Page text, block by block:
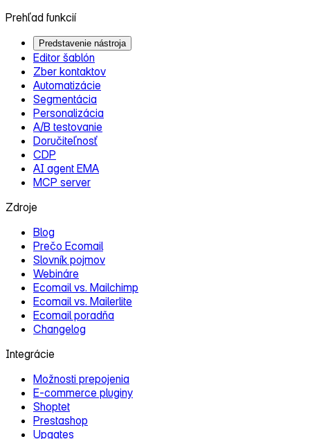
Prehľad funkcií
Predstavenie nástroja
Editor šablón
Zber kontaktov
Automatizácie
Segmentácia
Personalizácia
A/B testovanie
Doručiteľnosť
CDP
AI agent EMA
MCP server
Zdroje
Blog
Prečo Ecomail
Slovník pojmov
Webináre
Ecomail vs. Mailchimp
Ecomail vs. Mailerlite
Ecomail poradňa
Changelog
Integrácie
Možnosti prepojenia
E‑commerce pluginy
Shoptet
Prestashop
Upgates